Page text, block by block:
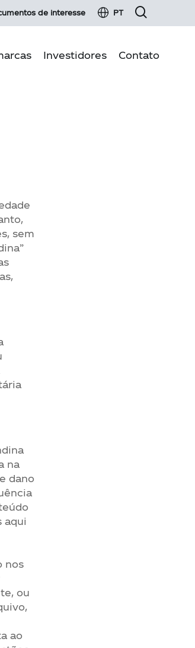
de interesse PT
Investidores
o acionista
partes relacionadas
Contato
sem
na
dano
aqui
nos
ou
ao